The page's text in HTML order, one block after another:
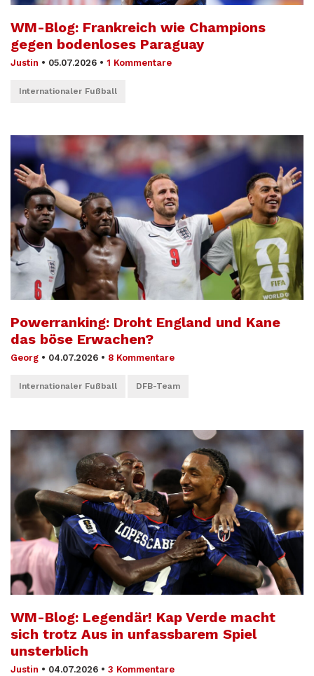
WM-Blog: Frankreich wie Champions
gegen bodenloses Paraguay
Justin • 05.07.2026 • 1 Kommentare
Internationaler Fußball
Powerranking: Droht England und Kane
das böse Erwachen?
Georg • 04.07.2026 • 8 Kommentare
Internationaler Fußball DFB-Team
WM-Blog: Legendär! Kap Verde macht
sich trotz Aus in unfassbarem Spiel
unsterblich
Justin • 04.07.2026 • 3 Kommentare